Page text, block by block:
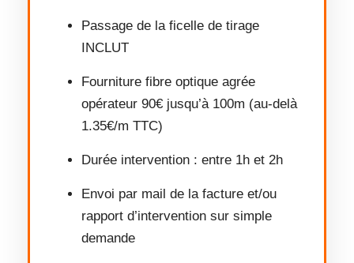
Passage de la ficelle de tirage
INCLUT
Fourniture fibre optique agrée
opérateur 90€ jusqu’à 100m (au-delà
1.35€/m TTC)
Durée intervention : entre 1h et 2h
Envoi par mail de la facture et/ou
rapport d’intervention sur simple
demande